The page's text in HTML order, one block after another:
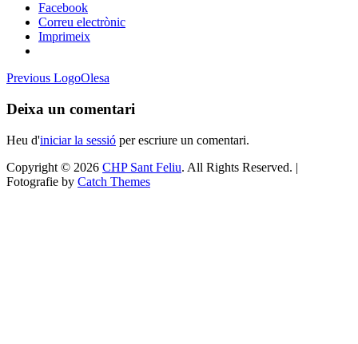
Facebook
Correu electrònic
Imprimeix
Navegació
d'entrades
Previous Previous
LogoOlesa
Deixa un comentari
Heu d'iniciar la sessió per escriure un comentari.
Copyright © 2026 CHP Sant Feliu. All Rights Reserved. |
Fotografie by Catch Themes